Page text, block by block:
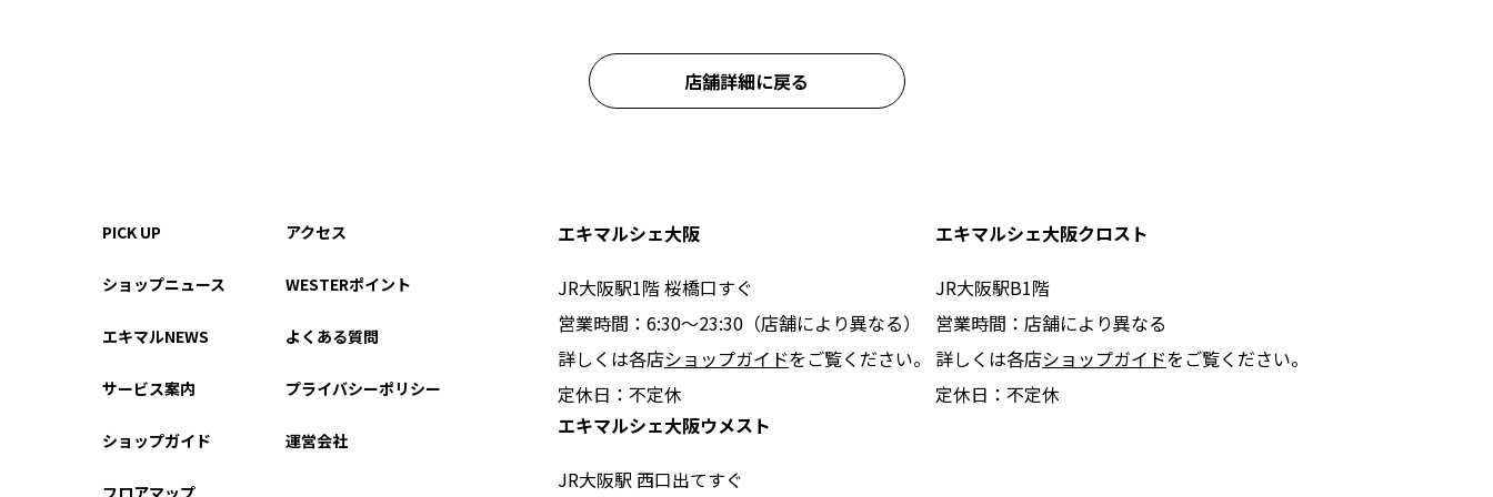
店舗詳細に戻る
PICK UP
ショップニュース
エキマルNEWS
サービス案内
ショップガイド
フロアマップ
アクセス
WESTERポイント
よくある質問
プライバシーポリシー
運営会社
エキマルシェ大阪
JR大阪駅1階 桜橋口すぐ
営業時間：6:30〜23:30（店舗により異なる）
詳しくは各店ショップガイドをご覧ください。
定休日：不定休
エキマルシェ大阪クロスト
JR大阪駅B1階
営業時間：店舗により異なる
詳しくは各店ショップガイドをご覧ください。
定休日：不定休
エキマルシェ大阪ウメスト
JR大阪駅 西口出てすぐ